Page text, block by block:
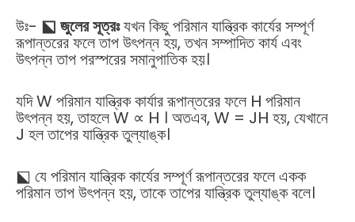
উঃ- ⬕ জুলের সূত্রঃযখন কিছু পরিমান যান্ত্রিক কার্যের সম্পূর্ণ
রূপান্তরের ফলে তাপ উৎপন্ন হয়, তখন সম্পাদিত কার্য এবং
উৎপন্ন তাপ পরস্পরের সমানুপাতিক হয়।
যদি W পরিমান যান্ত্রিক কার্যার রূপান্তরের ফলে H পরিমান
উৎপন্ন হয়, তাহলে W ∝ H । অতএব, W = JH হয়, যেখানে
J হল তাপের যান্ত্রিক তুল্যাঙ্ক।
⬕ যে পরিমান যান্ত্রিক কার্যের সম্পূর্ণ রূপান্তরের ফলে একক
পরিমান তাপ উৎপন্ন হয়, তাকে তাপের যান্ত্রিক তুল্যাঙ্ক বলে।